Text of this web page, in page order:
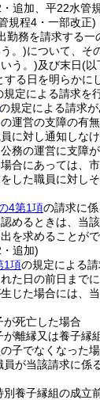
追加、平22水管
規程4・一部改正)
勤務を請求する一
。)について、そ
う。)及び末日(以
する日を明らかに
規定による請求を
の規定による請求
運営の支障の有
に対し通知しなけ
務の運営に支障
合にあっては、
した職員に対し
4第1項の請求に
めるときは、当
を求めることがで
追加)
1項の規定による
た日の前日までに
じた場合には、
が死亡した場合
離縁又は養子縁
子でなくなった
員が当該請求に係
別養子縁組の成立